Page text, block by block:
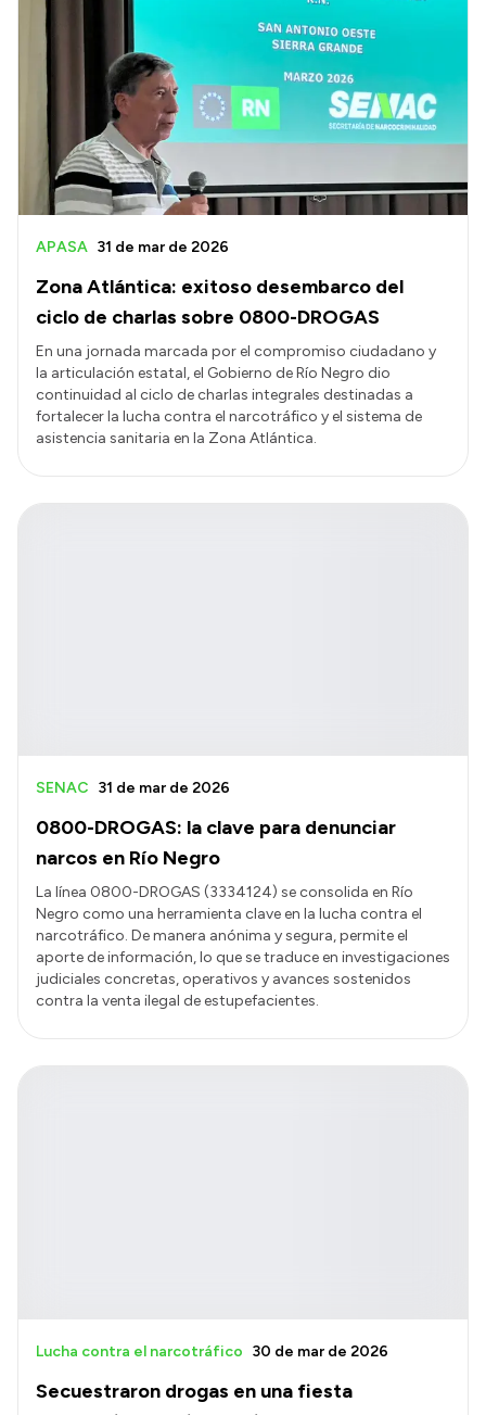
Zona Atlántica: exitoso desembarco del
ciclo de charlas sobre 0800-DROGAS
APASA 31 de mar de 2026
En una jornada marcada por el compromiso ciudadano y
la articulación estatal, el Gobierno de Río Negro dio
continuidad al ciclo de charlas integrales destinadas a
fortalecer la lucha contra el narcotráfico y el sistema de
asistencia sanitaria en la Zona Atlántica.
0800-DROGAS: la clave para denunciar
narcos en Río Negro
SENAC 31 de mar de 2026
La línea 0800-DROGAS (3334124) se consolida en Río
Negro como una herramienta clave en la lucha contra el
narcotráfico. De manera anónima y segura, permite el
aporte de información, lo que se traduce en investigaciones
judiciales concretas, operativos y avances sostenidos
contra la venta ilegal de estupefacientes.
Secuestraron drogas en una fiesta
Lucha contra el narcotráfico 30 de mar de 2026